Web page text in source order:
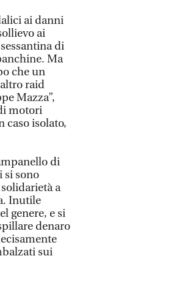
ai danni
ai
di
Ma
che un
raid
Mazza”,
motori
caso isolato,
di
si sono
a
Inutile
genere, e si
denaro
sui